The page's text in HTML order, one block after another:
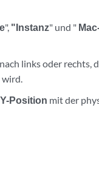
", "Instanz" und "
nach links oder rechts,
Y-Position mit der